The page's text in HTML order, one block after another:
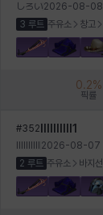
しろい2026-08-08
3 루트 주유소 창고
0.2%
픽률
#352 lIlIIlIIll1
2026-08-07
2 루트 주유소 바지선